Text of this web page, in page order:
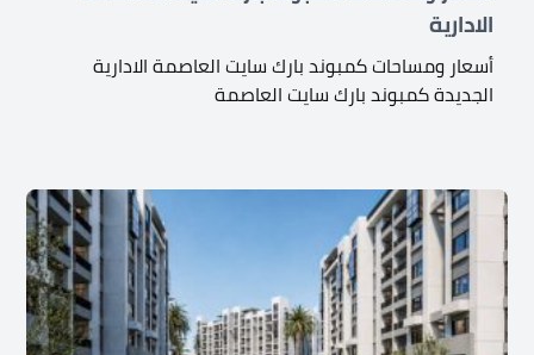
الادارية
أسعار ومساحات كمبوند بارك سايت العاصمة الادارية
الجديدة كمبوند بارك سايت العاصمة